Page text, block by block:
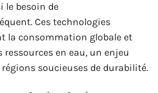
le besoin de
Ces technologies
la consommation globale et
ressources en eau, un enjeu
soucieuses de durabilité.